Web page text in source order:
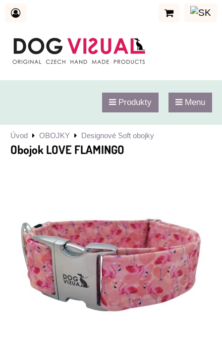
Produkty Menu
Úvod OBOJKY Designové Soft obojky
Obojok LOVE FLAMINGO